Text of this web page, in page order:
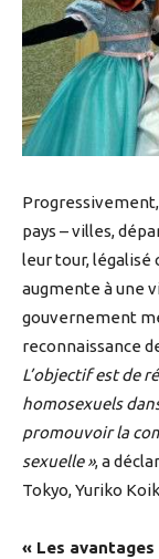
pays – villes,
leur tour, légalisé
augmente à une
gouvernement
reconnaissance
L’objectif est de
homosexuels
promouvoir la
sexuelle », a
Tokyo, Yuriko
« Les